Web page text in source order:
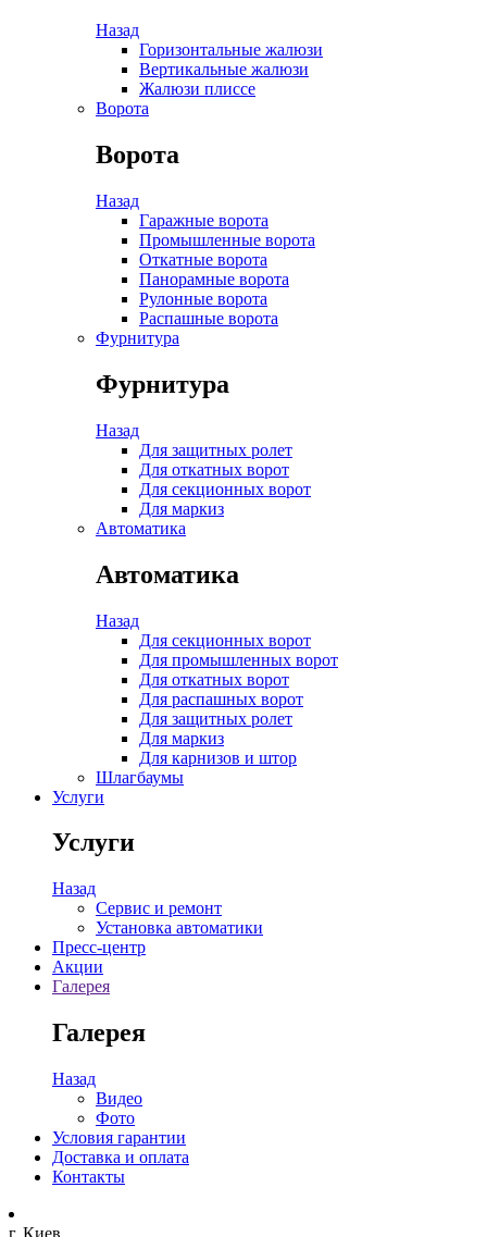
Назад
Горизонтальные жалюзи
Вертикальные жалюзи
Жалюзи плиссе
Ворота
Ворота
Назад
Гаражные ворота
Промышленные ворота
Откатные ворота
Панорамные ворота
Рулонные ворота
Распашные ворота
Фурнитура
Фурнитура
Назад
Для защитных ролет
Для откатных ворот
Для секционных ворот
Для маркиз
Автоматика
Автоматика
Назад
Для секционных ворот
Для промышленных ворот
Для откатных ворот
Для распашных ворот
Для защитных ролет
Для маркиз
Для карнизов и штор
Шлагбаумы
Услуги
Услуги
Назад
Сервис и ремонт
Установка автоматики
Пресс-центр
Акции
Галерея
Галерея
Назад
Видео
Фото
Условия гарантии
Доставка и оплата
Контакты